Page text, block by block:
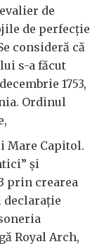
de
de perfecție
consideră că
s-a făcut
1753,
Ordinul
Mare Capitol.
și
prin crearea
declarație
Royal Arch,